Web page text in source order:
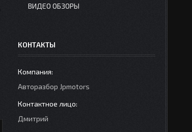
ВИДЕО ОБЗОРЫ
КОНТАКТЫ
Авторазбор Jpmotors
Дмитрий